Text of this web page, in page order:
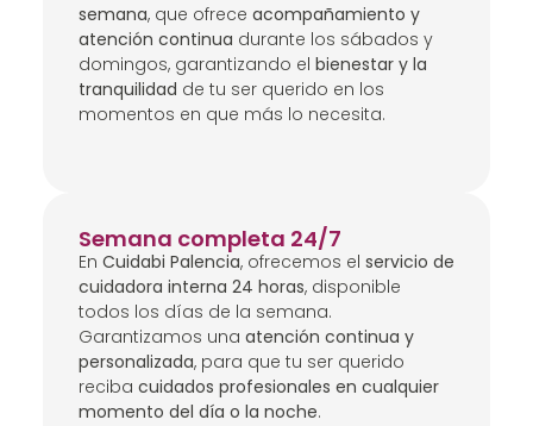
semana, que ofrece acompañamiento y
atención continua durante los sábados y
domingos, garantizando el bienestar y la
tranquilidad de tu ser querido en los
momentos en que más lo necesita.
Semana completa 24/7
En Cuidabi Palencia, ofrecemos el servicio de
cuidadora interna 24 horas, disponible
todos los días de la semana.
Garantizamos una atención continua y
personalizada, para que tu ser querido
reciba cuidados profesionales en cualquier
momento del día o la noche.